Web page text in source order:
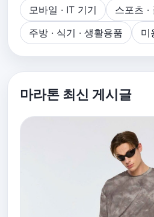
모바일 · IT 기기
스포츠 ·
주방 · 식기 · 생활용품
미
마라톤 최신 게시글